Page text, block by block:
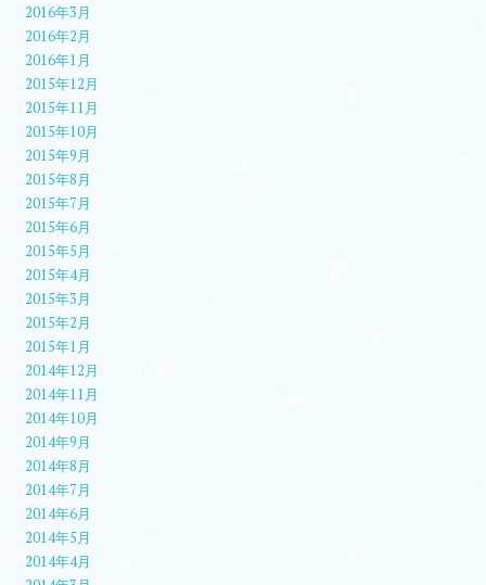
2016年3月
2016年2月
2016年1月
2015年12月
2015年11月
2015年10月
2015年9月
2015年8月
2015年7月
2015年6月
2015年5月
2015年4月
2015年3月
2015年2月
2015年1月
2014年12月
2014年11月
2014年10月
2014年9月
2014年8月
2014年7月
2014年6月
2014年5月
2014年4月